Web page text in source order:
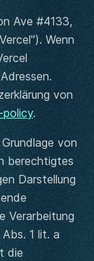
Ave #4133,
Wenn
von
.
von
berechtigtes
Darstellung
Verarbeitung
1 lit. a
die